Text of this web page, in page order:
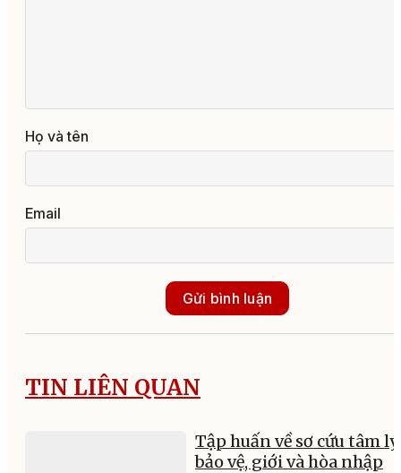
Họ và tên
Email
Gửi bình luận
TIN LIÊN QUAN
Tập huấn về sơ cứu tâm lý,
bảo vệ, giới và hòa nhập